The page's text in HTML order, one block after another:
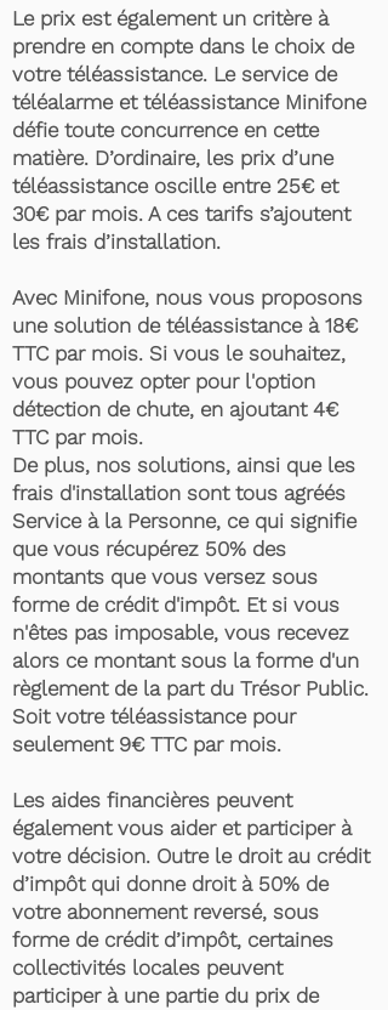
Le prix est également un critère à
prendre en compte dans le choix de
votre téléassistance. Le service de
téléalarme et téléassistance Minifone
défie toute concurrence en cette
matière. D’ordinaire, les prix d’une
téléassistance oscille entre 25€ et
30€ par mois. A ces tarifs s’ajoutent
les frais d’installation.
Avec Minifone, nous vous proposons
une solution de téléassistance à 18€
TTC par mois. Si vous le souhaitez,
vous pouvez opter pour l'option
détection de chute, en ajoutant 4€
TTC par mois.
De plus, nos solutions, ainsi que les
frais d'installation sont tous agréés
Service à la Personne, ce qui signifie
que vous récupérez 50% des
montants que vous versez sous
forme de crédit d'impôt. Et si vous
n'êtes pas imposable, vous recevez
alors ce montant sous la forme d'un
règlement de la part du Trésor Public.
Soit votre téléassistance pour
seulement 9€ TTC par mois.
Les aides financières peuvent
également vous aider et participer à
votre décision. Outre le droit au crédit
d’impôt qui donne droit à 50% de
votre abonnement reversé, sous
forme de crédit d’impôt, certaines
collectivités locales peuvent
participer à une partie du prix de